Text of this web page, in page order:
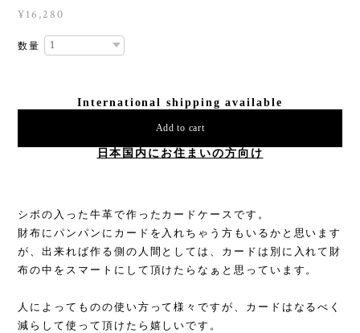
¥16,280
数量
International shipping available
Add to cart
日本国内にお住まいの方向け
シボの入った牛革で作ったカードケースです。
財布にパンパンにカードを入れちゃう方もいるかと思います
が、出来れば作る側の人間としては、カードは別に入れて財
布の中をスマートにして頂けたらなぁと思っています。
人によってものの使い方って様々ですが、カードはなるべく
減らして使って頂けたら嬉しいです。